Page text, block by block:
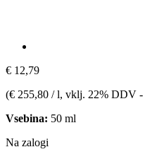
€ 12,79
(€ 255,80 / l, vklj. 22% DDV -
Vsebina: 50 ml
Na zalogi